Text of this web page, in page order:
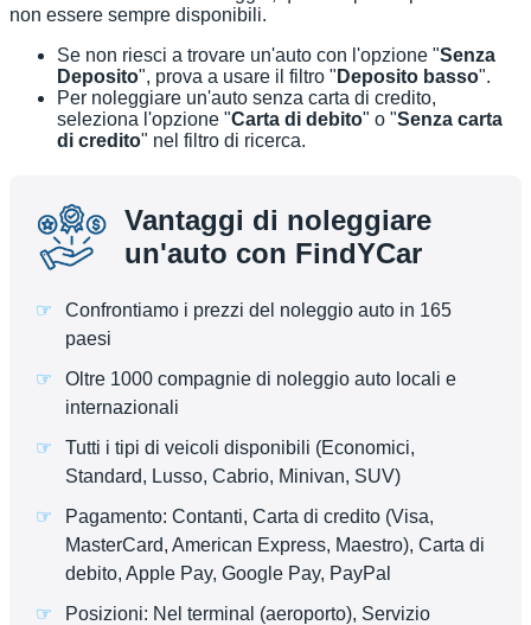
non essere sempre disponibili.
Se non riesci a trovare un'auto con l'opzione "Senza
Deposito", prova a usare il filtro " Deposito basso".
Per noleggiare un'auto senza carta di credito,
seleziona l'opzione "Carta di debito" o "Senza carta
di credito" nel filtro di ricerca.
Vantaggi di noleggiare
un'auto con FindYCar
Confrontiamo i prezzi del noleggio auto in 165
paesi
Oltre 1000 compagnie di noleggio auto locali e
internazionali
Tutti i tipi di veicoli disponibili (Economici,
Standard, Lusso, Cabrio, Minivan, SUV)
Pagamento: Contanti, Carta di credito (Visa,
MasterCard, American Express, Maestro), Carta di
debito, Apple Pay, Google Pay, PayPal
Posizioni: Nel terminal (aeroporto), Servizio